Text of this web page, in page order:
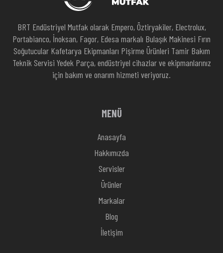
BRT Endüstriyel Mutfak olarak Empero, Öztiryakiler, Electrolux,
Portabianco, İnoksan, Fagor, Edesa markalı Bulaşık Makinesi Fırın
Soğutucular Kafetarya Ekipmanları Pişirme Ürünleri Tamir Bakım
Teknik Servisi Yedek Parça, endüstriyel cihazlar ve ekipmanlarınız
için bakım ve onarım hizmeti veriyoruz.
MENÜ
Anasayfa
Hakkımızda
Servisler
Ürünler
Markalar
Blog
İletişim